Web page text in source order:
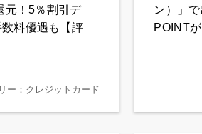
元！5％割引デ
料優遇も【評
ー：クレジットカード
ン）」
POINT